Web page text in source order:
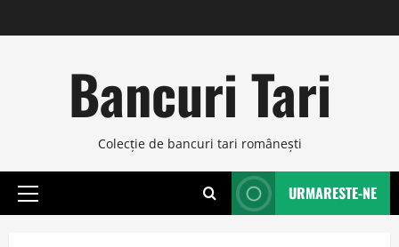
to
Bancuri Tari
Colecţie de bancuri tari româneşti
Primary
URMARESTE-NE